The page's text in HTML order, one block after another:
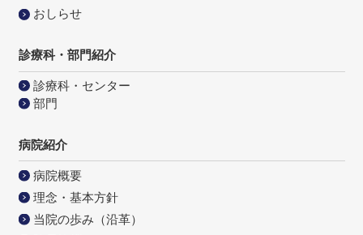
おしらせ
診療科・部門紹介
診療科・センター
部門
病院紹介
病院概要
理念・基本方針
当院の歩み（沿革）